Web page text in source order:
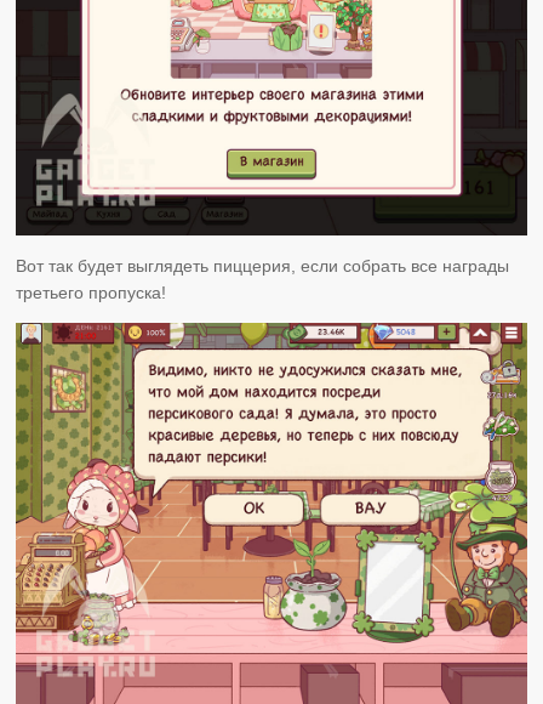
Вот так будет выглядеть пиццерия, если собрать все награды
третьего пропуска!